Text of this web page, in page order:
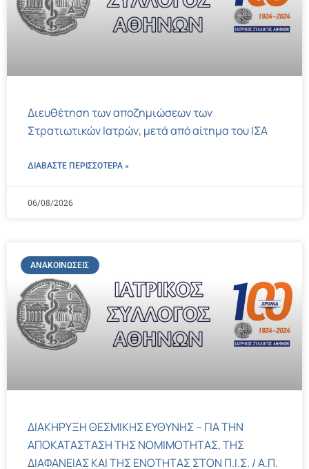
Διευθέτηση των αποζημιώσεων των
Στρατιωτικών Ιατρών, μετά από αίτημα του ΙΣΑ
ΔΙΑΒΑΣΤΕ ΠΕΡΙΣΣΌΤΕΡΑ »
06/08/2026
ΑΝΑΚΟΙΝΏΣΕΙΣ
ΔΙΑΚΗΡΥΞΗ ΘΕΣΜΙΚΗΣ ΕΥΘΥΝΗΣ – ΓΙΑ ΤΗΝ
ΑΠΟΚΑΤΑΣΤΑΣΗ ΤΗΣ ΝΟΜΙΜΟΤΗΤΑΣ, ΤΗΣ
ΔΙΑΦΑΝΕΙΑΣ ΚΑΙ ΤΗΣ ΕΝΟΤΗΤΑΣ ΣΤΟΝ Π.Ι.Σ. / Α.Π.